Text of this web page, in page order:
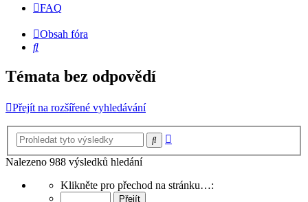
FAQ
Obsah fóra
Hledat
Témata bez odpovědí
Přejít na rozšířené vyhledávání
Hledat
Nalezeno 988 výsledků hledání
StránkaKlikněte pro přechod na stránku…: